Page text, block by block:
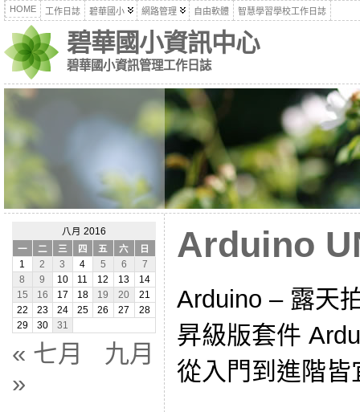
HOME 工作日誌 碧華國小 網路管理 自由軟體 智慧學習學校工作日誌
碧華國小資訊中心
碧華國小資訊管理工作日誌
八月 2016
一
二 三 四 五 六
日
1
2 3 4 5 6
7
8
9 10 11 12 13
14
15
16 17 18 19 20
21
22
23 24 25 26 27
28
29
30 31
« 七月
九月
»
Arduino
Arduino – 露天
昇級版套件
從入門到進階皆